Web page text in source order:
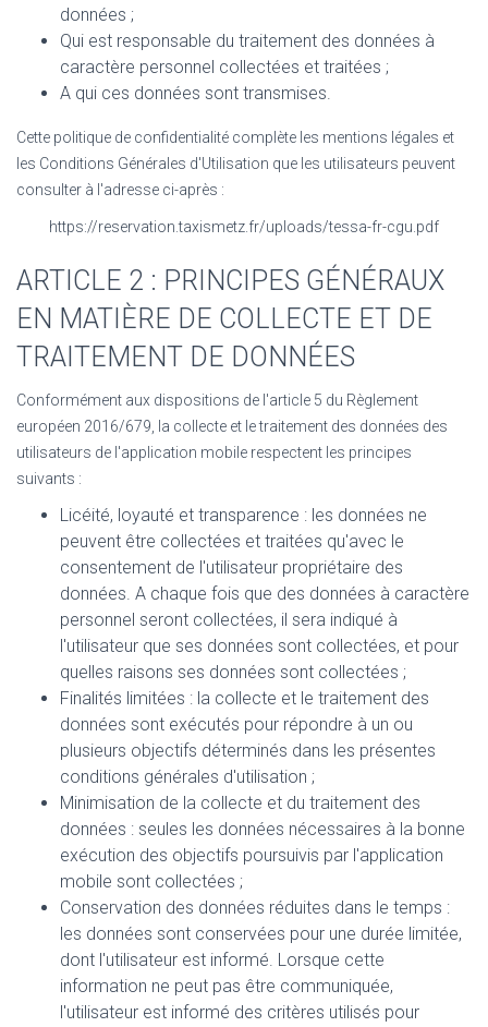
données ;
Qui est responsable du traitement des données à
caractère personnel collectées et traitées ;
A qui ces données sont transmises.
Cette politique de confidentialité complète les mentions légales et
les Conditions Générales d'Utilisation que les utilisateurs peuvent
consulter à l'adresse ci-après :
https://reservation.taxismetz.fr/uploads/tessa-fr-cgu.pdf
ARTICLE 2 : PRINCIPES GÉNÉRAUX
EN MATIÈRE DE COLLECTE ET DE
TRAITEMENT DE DONNÉES
Conformément aux dispositions de l'article 5 du Règlement
européen 2016/679, la collecte et le traitement des données des
utilisateurs de l'application mobile respectent les principes
suivants :
Licéité, loyauté et transparence : les données ne
peuvent être collectées et traitées qu'avec le
consentement de l'utilisateur propriétaire des
données. A chaque fois que des données à caractère
personnel seront collectées, il sera indiqué à
l'utilisateur que ses données sont collectées, et pour
quelles raisons ses données sont collectées ;
Finalités limitées : la collecte et le traitement des
données sont exécutés pour répondre à un ou
plusieurs objectifs déterminés dans les présentes
conditions générales d'utilisation ;
Minimisation de la collecte et du traitement des
données : seules les données nécessaires à la bonne
exécution des objectifs poursuivis par l'application
mobile sont collectées ;
Conservation des données réduites dans le temps :
les données sont conservées pour une durée limitée,
dont l'utilisateur est informé. Lorsque cette
information ne peut pas être communiquée,
l'utilisateur est informé des critères utilisés pour